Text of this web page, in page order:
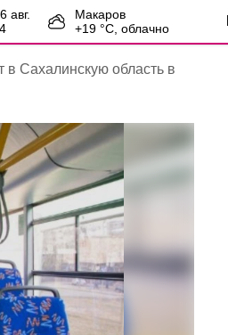
авг.
Макаров
+19 °С, облачно
в Сахалинскую область в